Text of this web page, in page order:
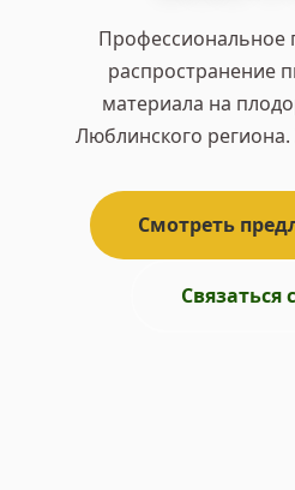
Профессиональное
распространение
материала на
Люблинского региона.
Смотреть
Связаться